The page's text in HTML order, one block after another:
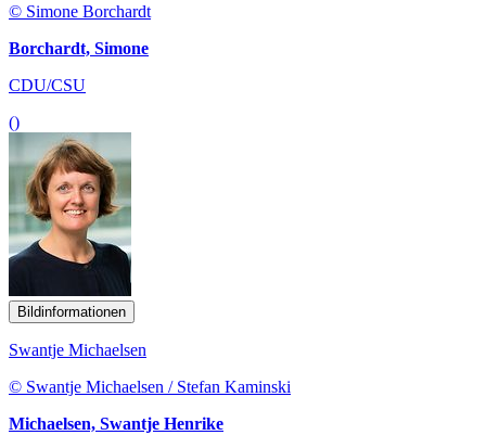
© Simone Borchardt
Borchardt, Simone
CDU/CSU
()
Bildinformationen
Swantje Michaelsen
© Swantje Michaelsen / Stefan Kaminski
Michaelsen, Swantje Henrike